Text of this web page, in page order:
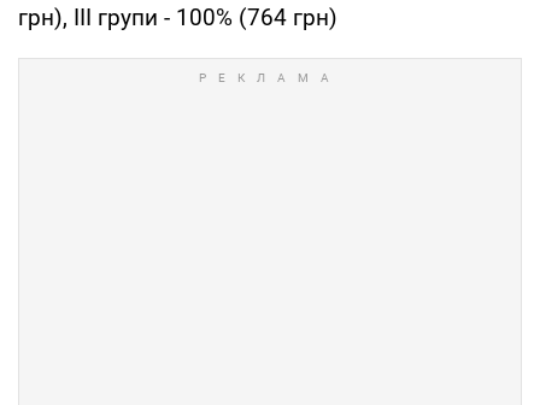
грн), III групи - 100% (764 грн)